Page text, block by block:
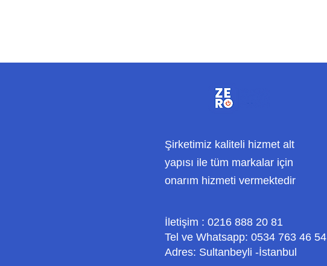
Şirketimiz kaliteli hizmet alt
yapısı ile tüm markalar için
onarım hizmeti vermektedir
İletişim : 0216 888 20 81
Tel ve Whatsapp: 0534 763 46 54
Adres: Sultanbeyli -İstanbul